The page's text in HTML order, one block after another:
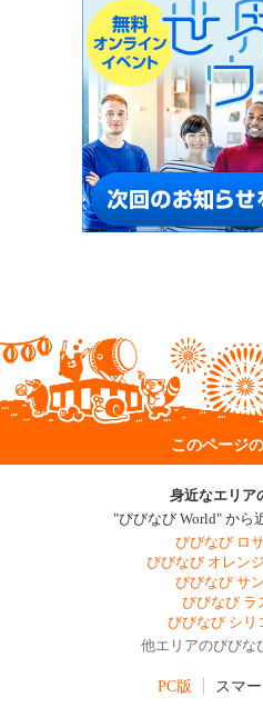
このページ
身近なエリア
"びびなび World" から
びびなび ロ
びびなび オレン
びびなび サ
びびなび ラ
びびなび シリ
他エリアのびびな
PC版 スマ